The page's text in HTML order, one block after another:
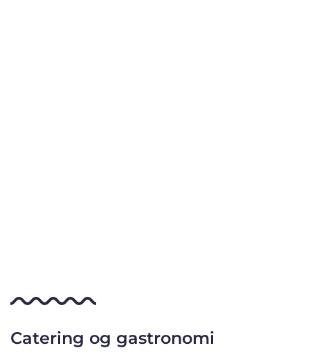
Catering og gastronomi